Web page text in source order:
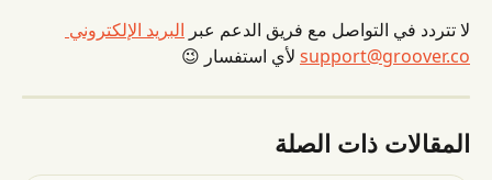
لا تتردد في التواصل مع فريق الدعم عبر البريد الإلكتروني
support@groover.co لأي استفسار 😉
المقالات ذات الصلة